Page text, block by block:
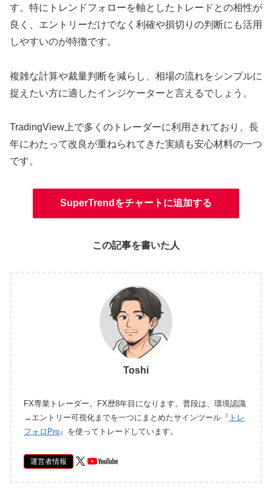
す。特にトレンドフォローを軸としたトレードとの相性が
良く、エントリーだけでなく利確や損切りの判断にも活用
しやすいのが特徴です。
複雑な計算や裁量判断を減らし、相場の流れをシンプルに
捉えたい方に適したインジケーターと言えるでしょう。
TradingView上で多くのトレーダーに利用されており、長
年にわたって改良が重ねられてきた実績も安心材料の一つ
です。
SuperTrendをチャートに追加する
この記事を書いた人
Toshi
FX専業トレーダー。FX歴8年目になります。普段は、環境認識
→エントリー可視化までを一つにまとめたサインツール『 トレ
フォロPro 』を使ってトレードしています。
運営者情報